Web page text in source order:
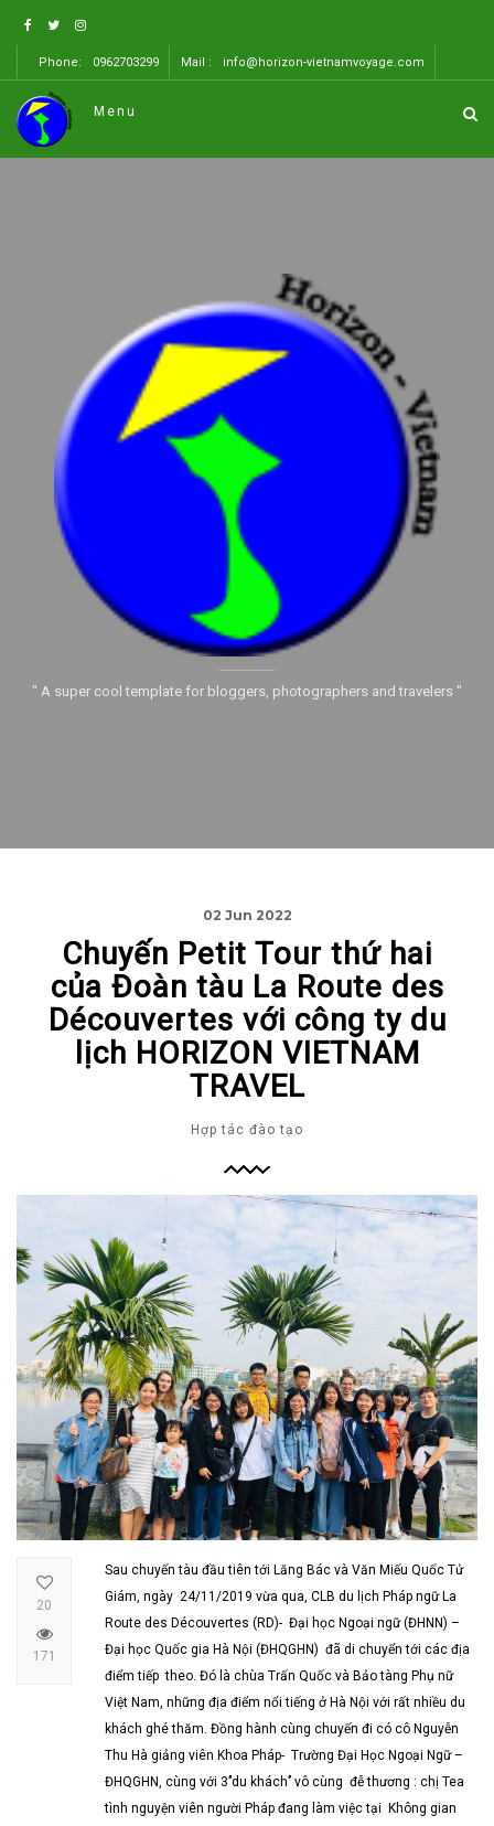
Phone: 0962703299 Mail : info@horizon-vietnamvoyage.com
Menu
" A super cool template for bloggers, photographers and travelers "
02 Jun 2022
Chuyến Petit Tour thứ hai
của Đoàn tàu La Route des
Découvertes với công ty du
lịch HORIZON VIETNAM
TRAVEL
Hợp tác đào tạo
Sau chuyến tàu đầu tiên tới Lăng Bác và Văn Miếu Quốc Tử
Giám, ngày 24/11/2019 vừa qua, CLB du lịch Pháp ngữ La
Route des Découvertes (RD)- Đại học Ngoại ngữ (ĐHNN) –
Đại học Quốc gia Hà Nội (ĐHQGHN) đã di chuyển tới các địa
điểm tiếp theo. Đó là chùa Trấn Quốc và Bảo tàng Phụ nữ
Việt Nam, những địa điểm nổi tiếng ở Hà Nội với rất nhiều du
khách ghé thăm. Đồng hành cùng chuyến đi có cô Nguyễn
Thu Hà giảng viên Khoa Pháp- Trường Đại Học Ngoại Ngữ –
ĐHQGHN, cùng với 3’’du khách’’ vô cùng đễ thương : chị Tea
tình nguyện viên người Pháp đang làm việc tại Không gian
20
171